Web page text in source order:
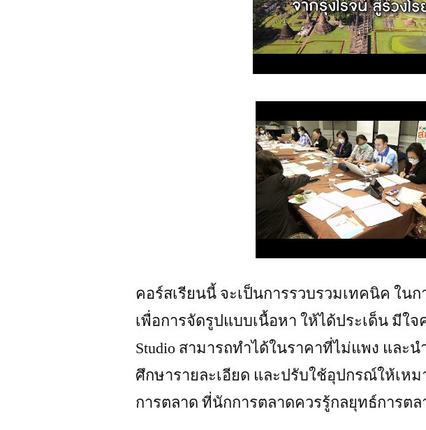
คอร์สเรียนนี้ จะเป็นการรวบรวมเทคนิค ในก
เพื่อการจัดรูปแบบเนื้อหา ให้ได้ประเด็น มีใ
Studio สามารถทำได้ในราคาที่ไม่แพง และน
ศึกษารายละเอียด และปรับใช้อุปกรณ์ให้เหม
การตลาด ที่นักการตลาดควรรู้กลยุทธ์การ